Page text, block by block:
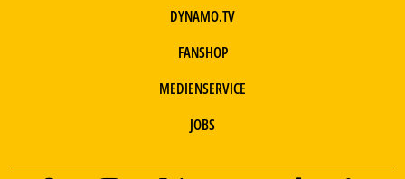
DYNAMO.TV
FANSHOP
MEDIENSERVICE
JOBS